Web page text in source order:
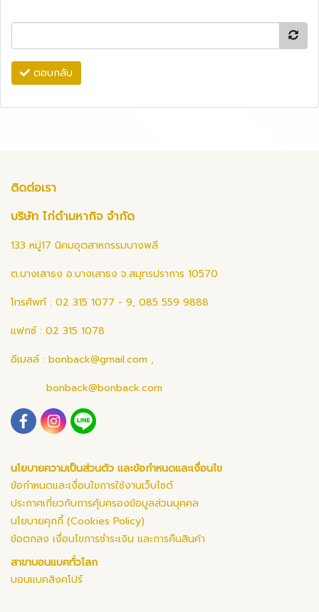
ตอบกลับ
ติดต่อเรา
บริษัท ไก่ดำมหากิจ จำกัด
133 หมู่17 นิคมอุตสาหกรรมบางพลี
ต.บางเสาธง อ.บางเสาธง จ.สมุทรปราการ 10570
โทรศัพท์ : 02 315 1077 - 9, 085 559 9888
แฟกซ์ : 02 315 1078
อีเมลล์ : bonback@gmail.com ,
bonback@bonback.com
นโยบายความเป็นส่วนตัว และข้อกำหนดและเงื่อนไข
ข้อกำหนดและเงื่อนไขการใช้งานเว็บไซต์
ประกาศเกี่ยวกับการคุ้มครองข้อมูลส่วนบุคคล
นโยบายคุกกี้ (Cookies Policy)
ข้อตกลง เงื่อนไขการชำระเงิน และการคืนสินค้า
สาขาบอนแบคทั่วโลก
บอนแบคสิงคโปร์